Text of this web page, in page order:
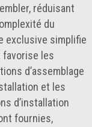
réduisant
du
exclusive simplifie
favorise les
d’assemblage
et les
d’installation
fournies,